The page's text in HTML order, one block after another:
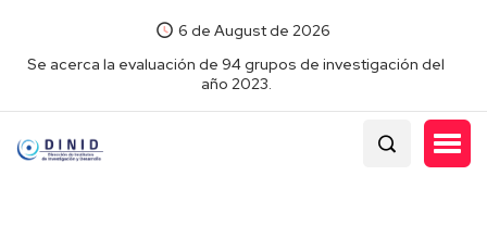
6 de August de 2026
Se acerca la evaluación de 94 grupos de investigación del
año 2023.